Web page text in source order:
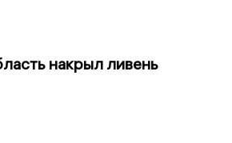
накрыл ливень